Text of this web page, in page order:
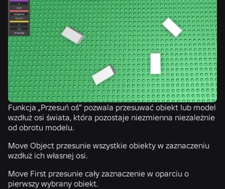
Funkcja „Przesuń oś” pozwala przesuwać obiekt lub model
wzdłuż osi świata, która pozostaje niezmienna niezależnie
od obrotu modelu.
Move Object przesunie wszystkie obiekty w zaznaczeniu
wzdłuż ich własnej osi.
Move First przesunie cały zaznaczenie w oparciu o
pierwszy wybrany obiekt.